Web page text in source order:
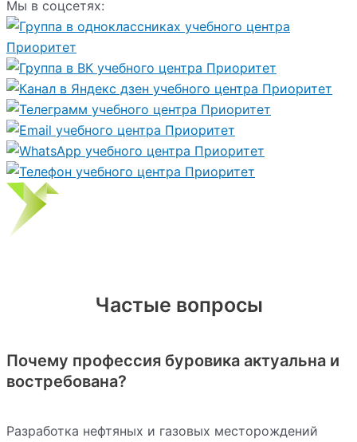
Мы в соцсетях:
Частые вопросы
Почему профессия буровика актуальна и
востребована?
Разработка нефтяных и газовых месторождений